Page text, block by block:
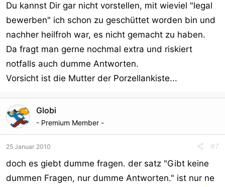
Du kannst Dir gar nicht vorstellen, mit wieviel "legal
bewerben" ich schon zu geschüttet worden bin und
nachher heilfroh war, es nicht gemacht zu haben.
Da fragt man gerne nochmal extra und riskiert
notfalls auch dumme Antworten.
Vorsicht ist die Mutter der Porzellankiste...
Globi
- Premium Member -
25 Januar 2010 #7
doch es giebt dumme fragen. der satz "Gibt keine
dummen Fragen, nur dumme Antworten." ist nur ne